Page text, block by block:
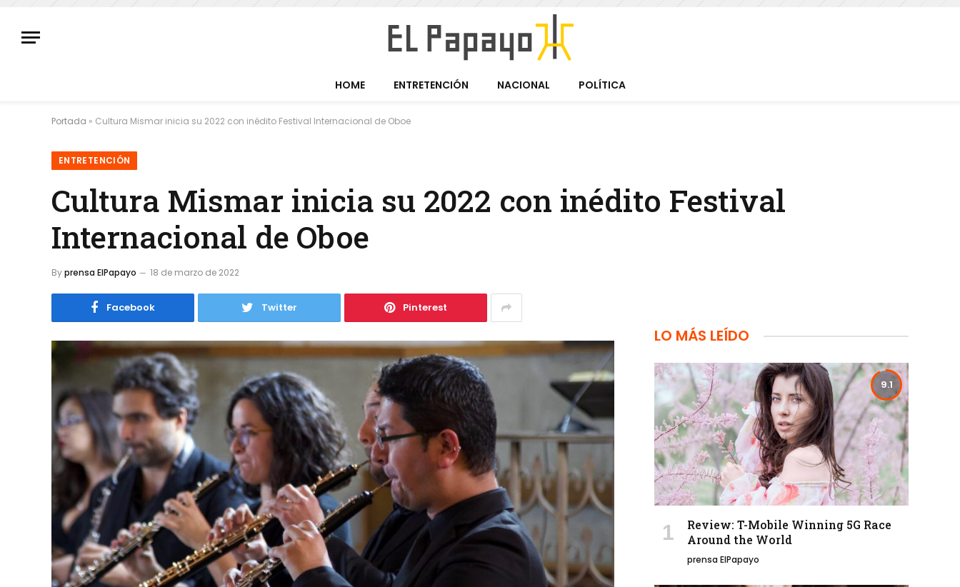
HOME ENTRETENCIÓN NACIONAL POLÍTICA
Portada » Cultura Mismar inicia su 2022 con inédito Festival Internacional de Oboe
ENTRETENCIÓN
Cultura Mismar inicia su 2022 con inédito Festival
Internacional de Oboe
Byprensa ElPapayo 18 de marzo de 2022
Facebook Twitter Pinterest
LO MÁS LEÍDO
9.1
Review: T-Mobile Winning 5G Race
Around the World
prensa ElPapayo